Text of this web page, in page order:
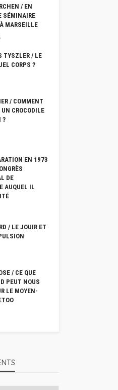
/ EN
SÉMINAIRE
MARSEILLE
TYSZLER / LE
CORPS ?
/ COMMENT
CROCODILE
?
EN 1973
DE
AUQUEL IL
/ LE JOUIR ET
/ CE QUE
PEUT NOUS
LE MOYEN-